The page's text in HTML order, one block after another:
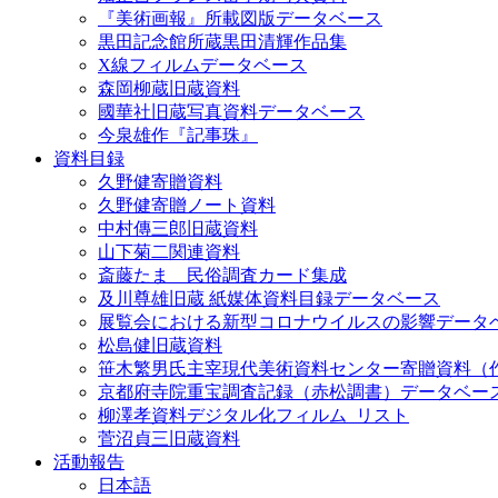
『美術画報』所載図版データベース
黒田記念館所蔵黒田清輝作品集
X線フィルムデータベース
森岡柳蔵旧蔵資料
國華社旧蔵写真資料データベース
今泉雄作『記事珠』
資料目録
久野健寄贈資料
久野健寄贈ノート資料
中村傳三郎旧蔵資料
山下菊二関連資料
斎藤たま 民俗調査カード集成
及川尊雄旧蔵 紙媒体資料目録データベース
展覧会における新型コロナウイルスの影響データ
松島健旧蔵資料
笹木繁男氏主宰現代美術資料センター寄贈資料（
京都府寺院重宝調査記録（赤松調書）データベー
柳澤孝資料デジタル化フィルム_リスト
菅沼貞三旧蔵資料
活動報告
日本語